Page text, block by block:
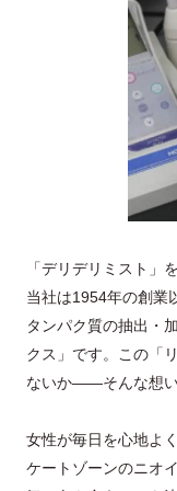
「デリデリミスト」
当社は1954年の創業
タンパク質の抽出・
クス」です。この「
ないか――そんな想
⼥性が毎⽇を⼼地よ
ケートゾーンのニオ